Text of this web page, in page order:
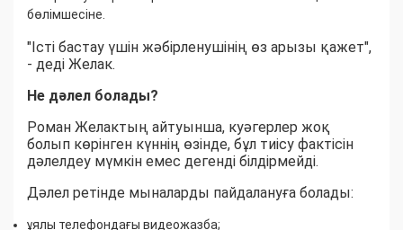
бөлімшесіне.
"Істі бастау үшін жәбірленушінің өз арызы қажет",
- деді Желак.
Не дәлел болады?
Роман Желактың айтуынша, куәгерлер жоқ
болып көрінген күннің өзінде, бұл тиісу фактісін
дәлелдеу мүмкін емес дегенді білдірмейді.
Дәлел ретінде мыналарды пайдалануға болады:
ұялы телефондағы видеожазба;